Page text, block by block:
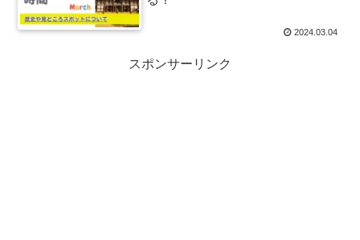
2024.03.04
スポンサーリンク